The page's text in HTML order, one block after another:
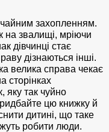
захопленням.
на звалищі, мріючи
дівчинці стає
дізнаються інші.
велика справа чекає
сторінках
яку так чуйно
цю книжку й
дитині, що таке
робити люди.